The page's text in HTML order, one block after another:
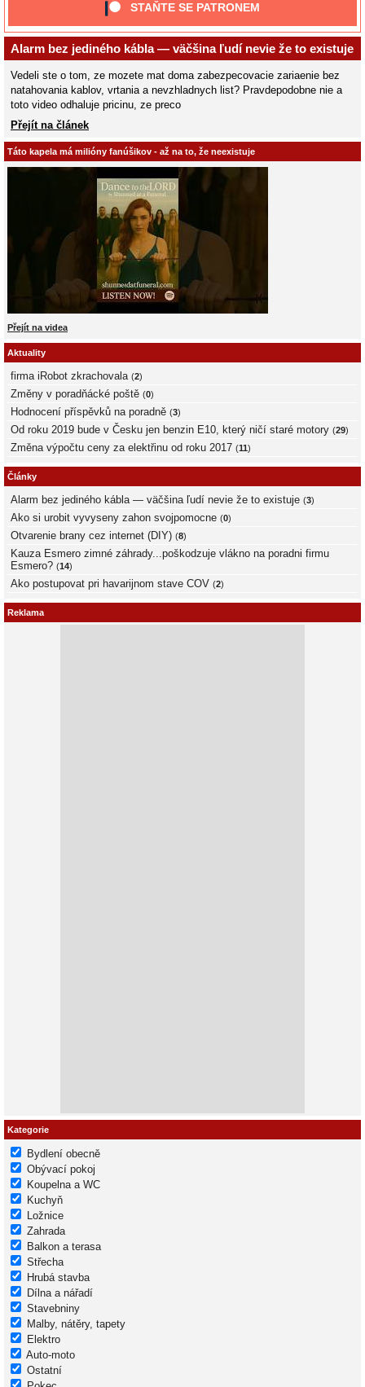
STAŇTE SE PATRONEM
Alarm bez jediného kábla — väčšina ľudí nevie že to existuje
Vedeli ste o tom, ze mozete mat doma zabezpecovacie zariaenie bez
natahovania kablov, vrtania a nevzhladnych list? Pravdepodobne nie a
toto video odhaluje pricinu, ze preco
Přejít na článek
Táto kapela má milióny fanúšikov - až na to, že neexistuje
Přejít na videa
Aktuality
firma iRobot zkrachovala (2)
Změny v poradňácké poště (0)
Hodnocení příspěvků na poradně (3)
Od roku 2019 bude v Česku jen benzin E10, který ničí staré motory (29)
Změna výpočtu ceny za elektřinu od roku 2017 (11)
Články
Alarm bez jediného kábla — väčšina ľudí nevie že to existuje (3)
Ako si urobit vyvyseny zahon svojpomocne (0)
Otvarenie brany cez internet (DIY) (8)
Kauza Esmero zimné záhrady...poškodzuje vlákno na poradni firmu
Esmero? (14)
Ako postupovat pri havarijnom stave COV (2)
Reklama
Kategorie
Bydlení obecně
Obývací pokoj
Koupelna a WC
Kuchyň
Ložnice
Zahrada
Balkon a terasa
Střecha
Hrubá stavba
Dílna a nářadí
Stavebniny
Malby, nátěry, tapety
Elektro
Auto-moto
Ostatní